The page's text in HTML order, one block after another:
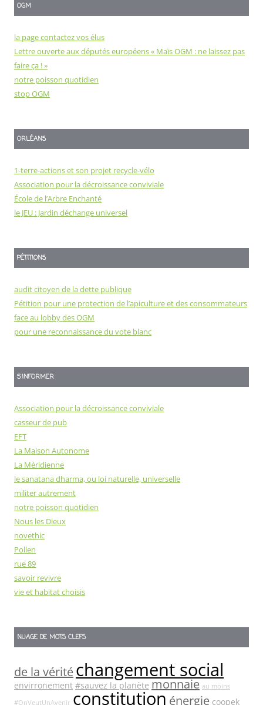
OGM
la page contactez vos élus
Lettre ouverte aux députés européens « Maïs OGM : ne laissez pas
faire ça ! »
notre poisson quotidien
stop OGM
ORLÉANS
1-terre-actions et son projet recycle-vélo
Association pour la décroissance conviviale
École de l’Arbre Enchanté
le JEU : Jardin déchange universel
PÉTITIONS
audit citoyen de la dette publique
Pétition pour une protection de l’apiculture et des consommateurs
face au lobby des OGM
pour une reconnaissance du vote blanc
S'INFORMER
Association pour la décroissance conviviale
casseur de pub
EFT
La Maison Autonome
La Méridienne
le sanatana dharma, ou loi naturelle, universelle
militer autrement
notre poisson quotidien
Nous les Dieux
novethic
Pollen
rue 89
savoir revivre
vie et habitat choisis
NUAGE DE MOTS CLEFS
de la véritéchangement social
envirronement #sauvez la planète monnaie au moins
#OnVeutUnAvenir constitutionénergie coopek